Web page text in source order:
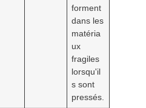
forment
dans les
matéria
ux
fragiles
lorsqu'il
s sont
pressés.